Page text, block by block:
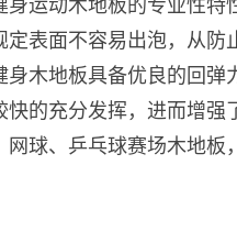
运动木地板的专业性特
表面不容易出泡，从防
木地板具备优良的回弹
的充分发挥，进而增强
球、乒乓球赛场木地板